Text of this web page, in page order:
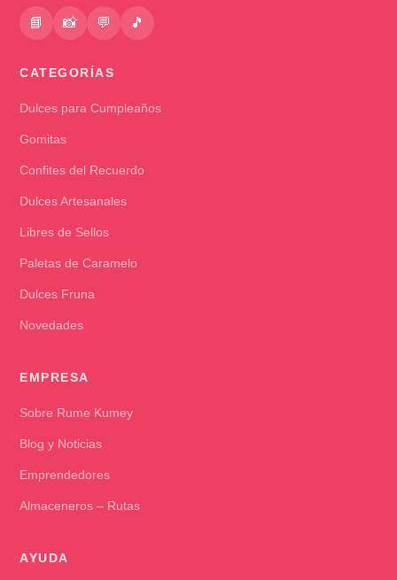
📘 📸 💬 🎵
CATEGORÍAS
Dulces para Cumpleaños
Gomitas
Confites del Recuerdo
Dulces Artesanales
Libres de Sellos
Paletas de Caramelo
Dulces Fruna
Novedades
EMPRESA
Sobre Rume Kumey
Blog y Noticias
Emprendedores
Almaceneros – Rutas
AYUDA